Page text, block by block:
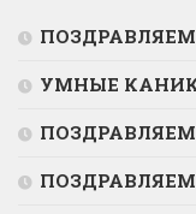
ПОЗДРАВЛЯЕМ
УМНЫЕ
ПОЗДРАВЛЯЕМ
ПОЗДРАВЛЯЕМ